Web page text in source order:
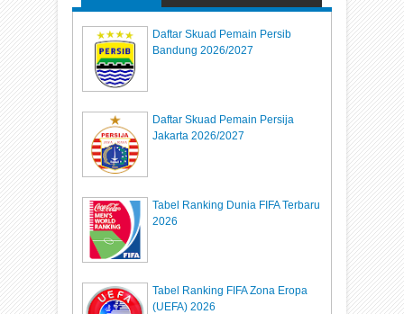
Daftar Skuad Pemain Persib
Bandung 2026/2027
Daftar Skuad Pemain Persija
Jakarta 2026/2027
Tabel Ranking Dunia FIFA Terbaru
2026
Tabel Ranking FIFA Zona Eropa
(UEFA) 2026